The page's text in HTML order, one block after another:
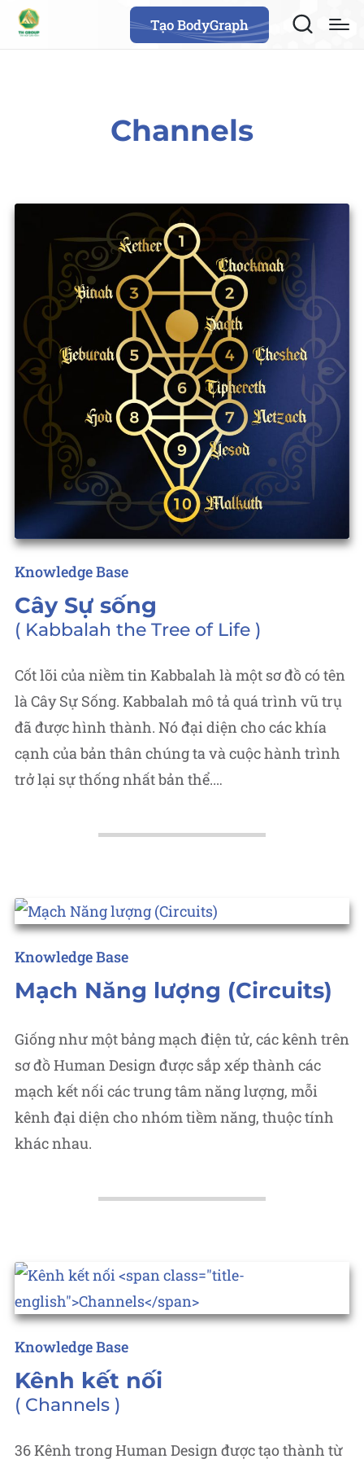
Tạo BodyGraph
Channels
Posted
in
Knowledge Base
Cây Sự sống
Kabbalah the Tree of Life
Cốt lõi của niềm tin Kabbalah là một sơ đồ có tên
là Cây Sự Sống. Kabbalah mô tả quá trình vũ trụ
đã được hình thành. Nó đại diện cho các khía
cạnh của bản thân chúng ta và cuộc hành trình
trở lại sự thống nhất bản thể.…
Posted
in
Knowledge Base
Mạch Năng lượng (Circuits)
Giống như một bảng mạch điện tử, các kênh trên
sơ đồ Human Design được sắp xếp thành các
mạch kết nối các trung tâm năng lượng, mỗi
kênh đại diện cho nhóm tiềm năng, thuộc tính
khác nhau.
Posted
in
Knowledge Base
Kênh kết nối
Channels
36 Kênh trong Human Design được tạo thành từ